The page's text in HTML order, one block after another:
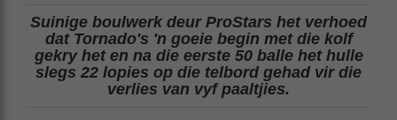
Suinige boulwerk deur ProStars het verhoed
dat Tornado's 'n goeie begin met die kolf
gekry het en na die eerste 50 balle het hulle
slegs 22 lopies op die telbord gehad vir die
verlies van vyf paaltjies.